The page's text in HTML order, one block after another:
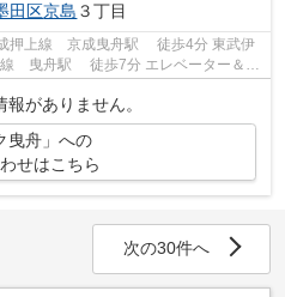
田区京島 ３丁目
がありません。
曳舟」への
せはこちら
次の30件へ